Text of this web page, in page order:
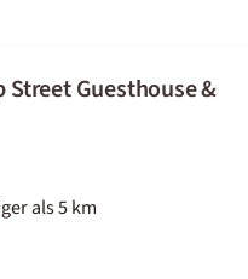
Street Guesthouse &
als 5 km